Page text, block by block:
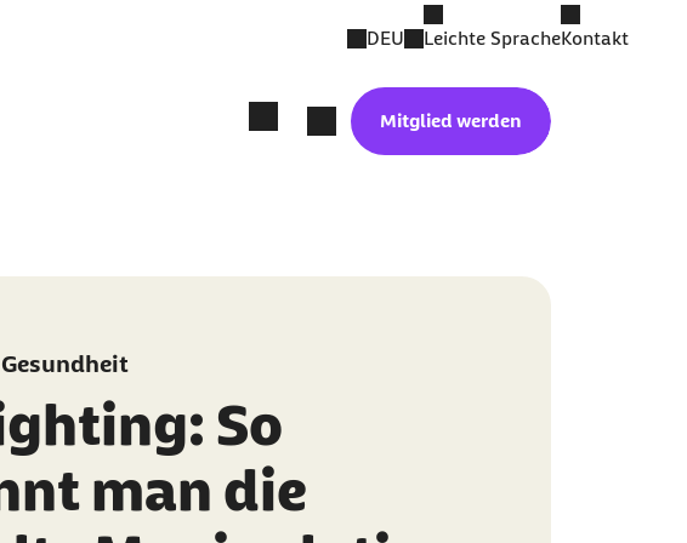
DEU Leichte SpracheKontakt
Mitglied werden
So
man die